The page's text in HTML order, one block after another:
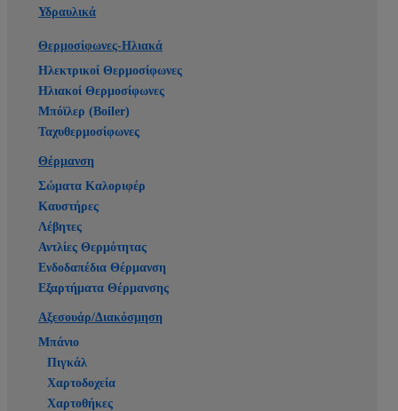
Υδραυλικά
Θερμοσίφωνες-Ηλιακά
Ηλεκτρικοί Θερμοσίφωνες
Ηλιακοί Θερμοσίφωνες
Μπόϊλερ (Boiler)
Ταχυθερμοσίφωνες
Θέρμανση
Σώματα Καλοριφέρ
Καυστήρες
Λέβητες
Αντλίες Θερμότητας
Ενδοδαπέδια Θέρμανση
Εξαρτήματα Θέρμανσης
Αξεσουάρ/Διακόσμηση
Μπάνιο
Πιγκάλ
Χαρτοδοχεία
Χαρτοθήκες